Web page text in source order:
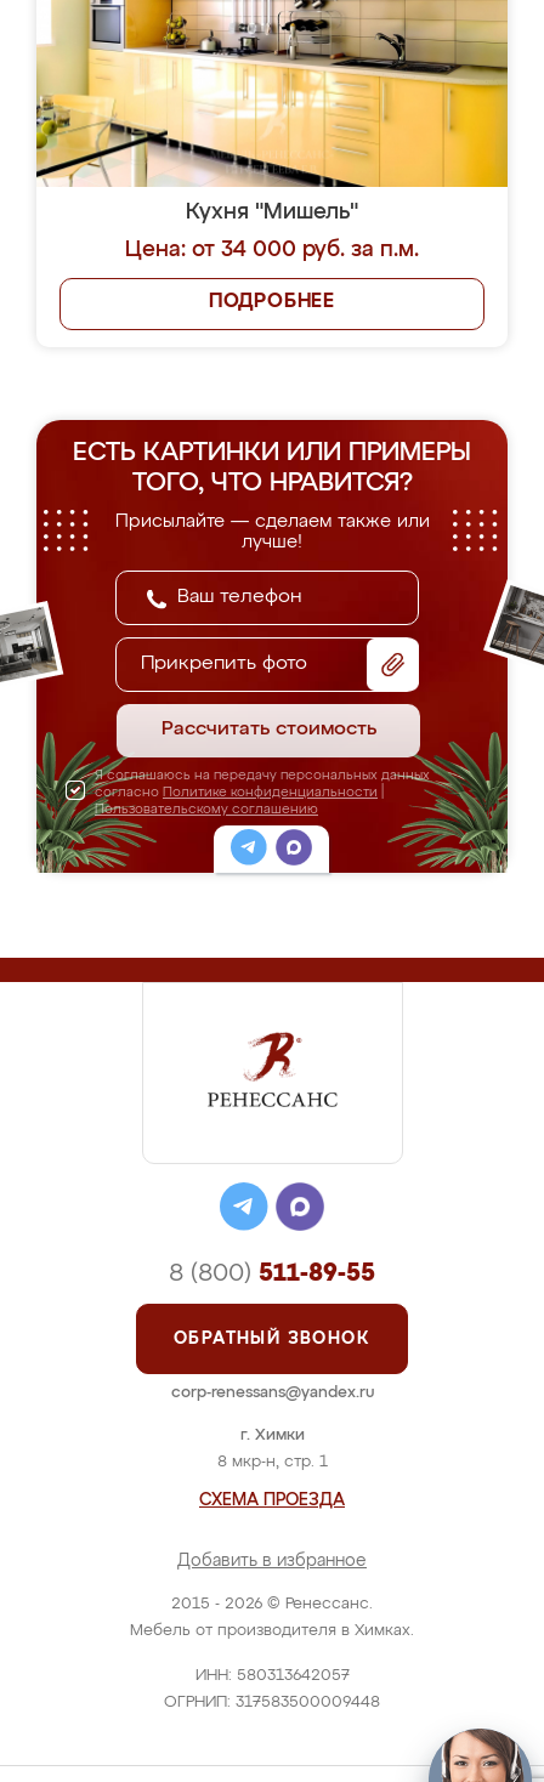
Кухня "Мишель"
Цена: от 34 000 руб. за п.м.
ПОДРОБНЕЕ
ЕСТЬ КАРТИНКИ ИЛИ ПРИМЕРЫ
ТОГО, ЧТО НРАВИТСЯ?
Присылайте — сделаем также или
лучше!
Прикрепить фото
Рассчитать стоимость
Я соглашаюсь на передачу персональных данных
согласно Политике конфиденциальности
Пользовательскому соглашению
2015 - 2026 © Ренессанс.
Мебель от производителя в Химках.
ИНН: 580313642057
ОГРНИП: 317583500009448
г. Химки
8 мкр-н, стр. 1
СХЕМА ПРОЕЗДА
Добавить в избранное
8 (800) 511-89-55
ОБРАТНЫЙ ЗВОНОК
corp-renessans@yandex.ru